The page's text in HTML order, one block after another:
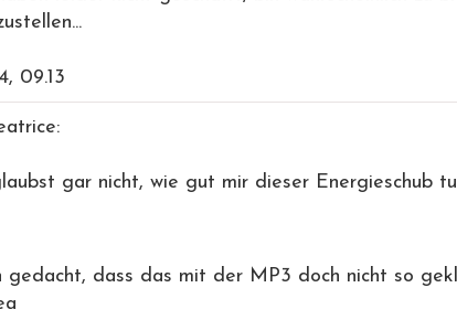
09.13
gar nicht, wie gut mir dieser Energieschub
gedacht, dass das mit der MP3 doch nicht so